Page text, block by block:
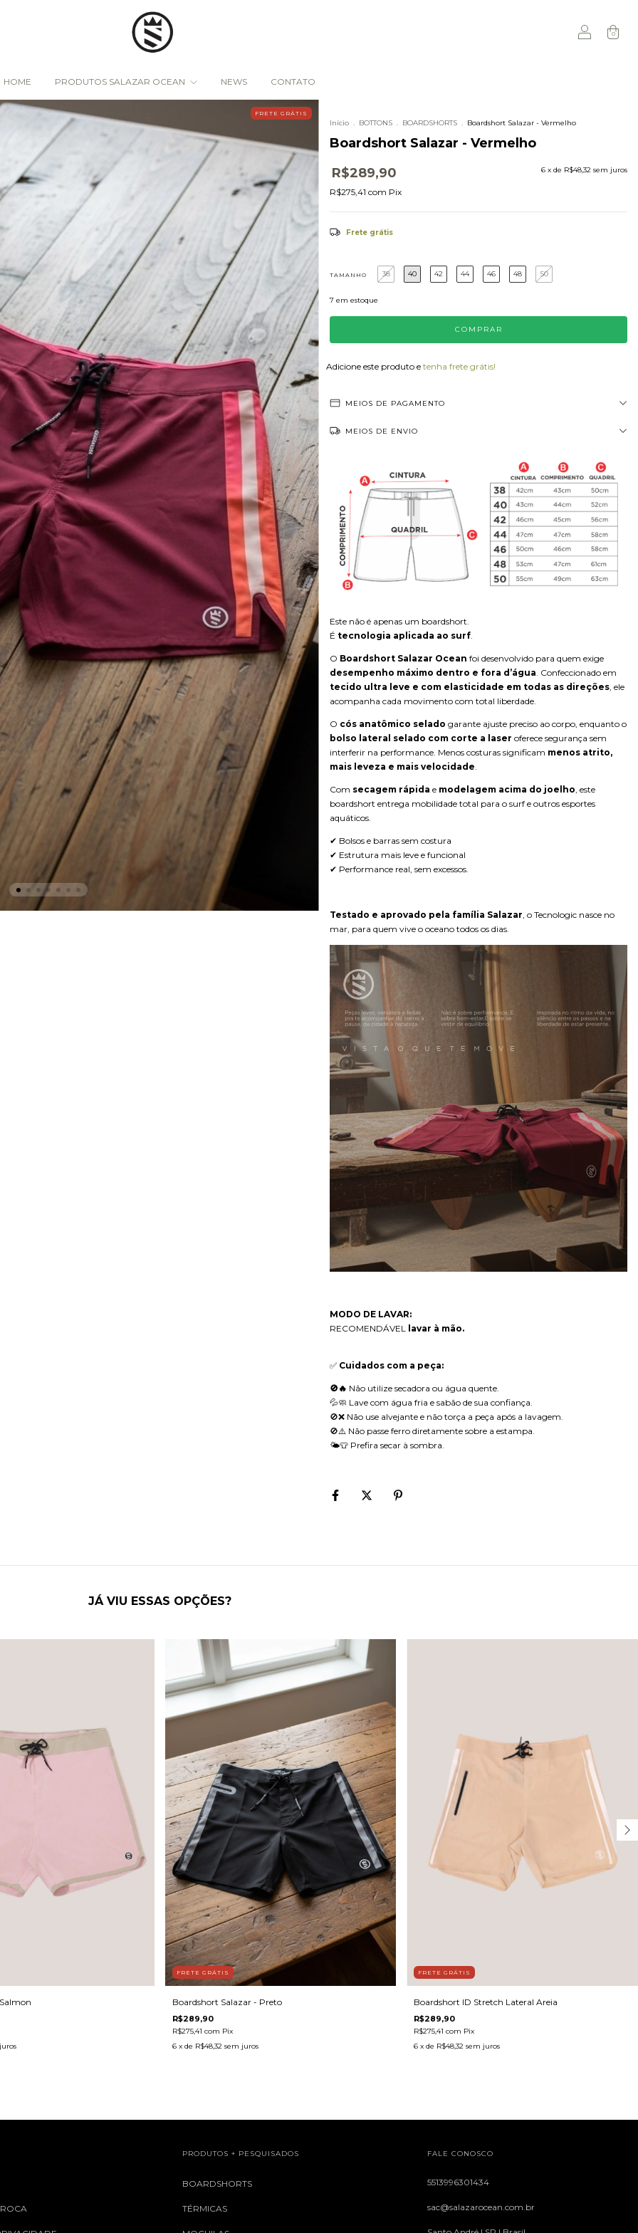
0
HOME PRODUTOS SALAZAR OCEAN NEWS CONTATO
FRETE GRÁTIS
Início . BOTTONS . BOARDSHORTS . Boardshort Salazar - Vermelho
Boardshort Salazar - Vermelho
R$289,90
6 x de R$48,32 sem juros
R$275,41 com Pix
Frete grátis
TAMANHO 38 40 42 44 46 48 50
7 em estoque
Adicione este produto e tenha frete grátis!
MEIOS DE PAGAMENTO
MEIOS DE ENVIO
Este não é apenas um boardshort.
É tecnologia aplicada ao surf.
O Boardshort Salazar Ocean foi desenvolvido para quem exige
desempenho máximo dentro e fora d’água. Confeccionado em
tecido ultra leve e com elasticidade em todas as direções, ele
acompanha cada movimento com total liberdade.
O cós anatômico selado garante ajuste preciso ao corpo, enquanto o
bolso lateral selado com corte a laser oferece segurança sem
interferir na performance. Menos costuras significam menos atrito,
mais leveza e mais velocidade.
Com secagem rápida e modelagem acima do joelho, este
boardshort entrega mobilidade total para o surf e outros esportes
aquáticos.
✔ Bolsos e barras sem costura
✔ Estrutura mais leve e funcional
✔ Performance real, sem excessos.
Testado e aprovado pela família Salazar, o Tecnologic nasce no
mar, para quem vive o oceano todos os dias.
MODO DE LAVAR:
RECOMENDÁVEL
lavar à mão.
✅ Cuidados com a peça:
🚫🔥 Não utilize secadora ou água quente.
💦🧼 Lave com água fria e sabão de sua confiança.
🚫❌ Não use alvejante e não torça a peça após a lavagem.
🚫⚠️ Não passe ferro diretamente sobre a estampa.
🌤️👕 Prefira secar à sombra.
JÁ VIU ESSAS OPÇÕES?
FRETE GRÁTIS
Boardshort Salazar - Preto
R$289,90
R$275,41 com Pix
6 x de R$48,32 sem juros
FRETE GRÁTIS
Boardshort ID Stretch Lateral Areia
R$289,90
R$275,41com Pix
6 x de R$48,32 sem juros
PRODUTOS + PESQUISADOS
BOARDSHORTS
TÉRMICAS
FALE CONOSCO
5513996301434
sac@salazarocean.com.br